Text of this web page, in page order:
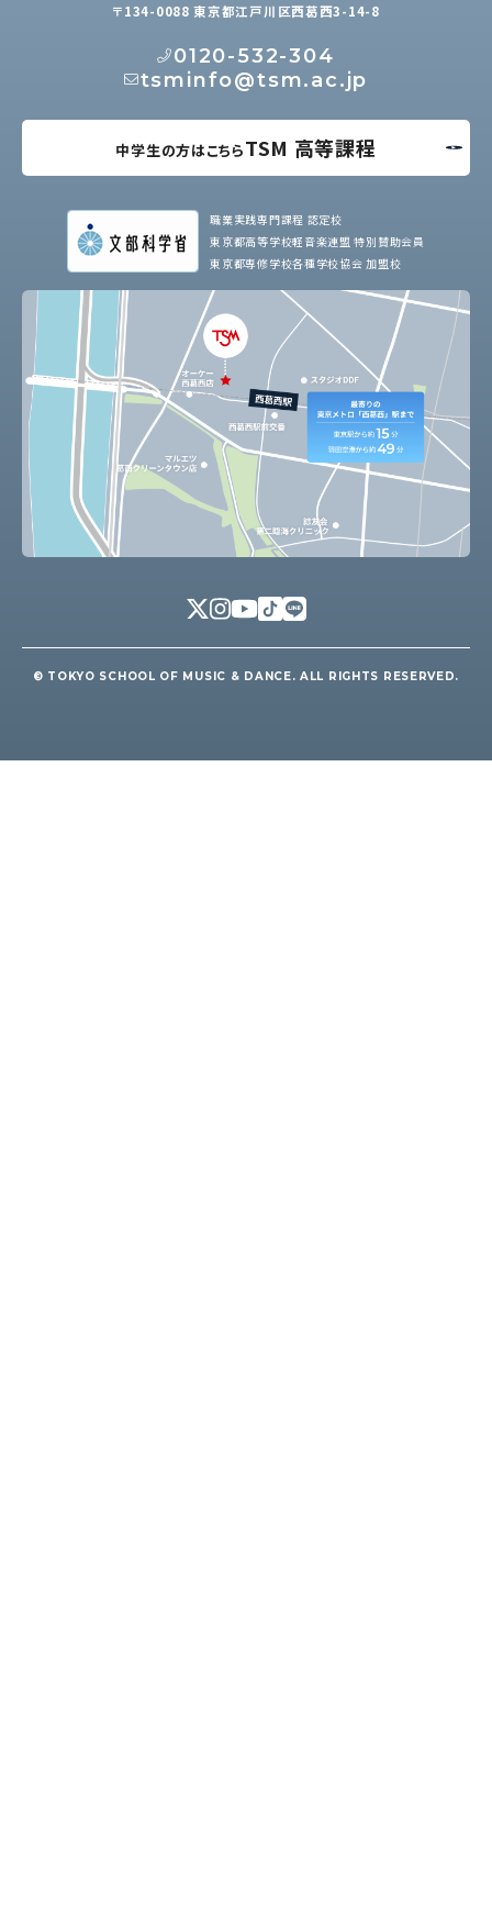
〒134-0088 東京都江戸川区西葛西3-14-8
0120-532-304
tsminfo@tsm.ac.jp
中学生の方はこちらTSM 高等課程
職業実践専門課程 認定校
東京都高等学校軽音楽連盟 特別賛助会員
東京都専修学校各種学校協会 加盟校
© TOKYO SCHOOL OF MUSIC & DANCE. ALL RIGHTS RESERVED.